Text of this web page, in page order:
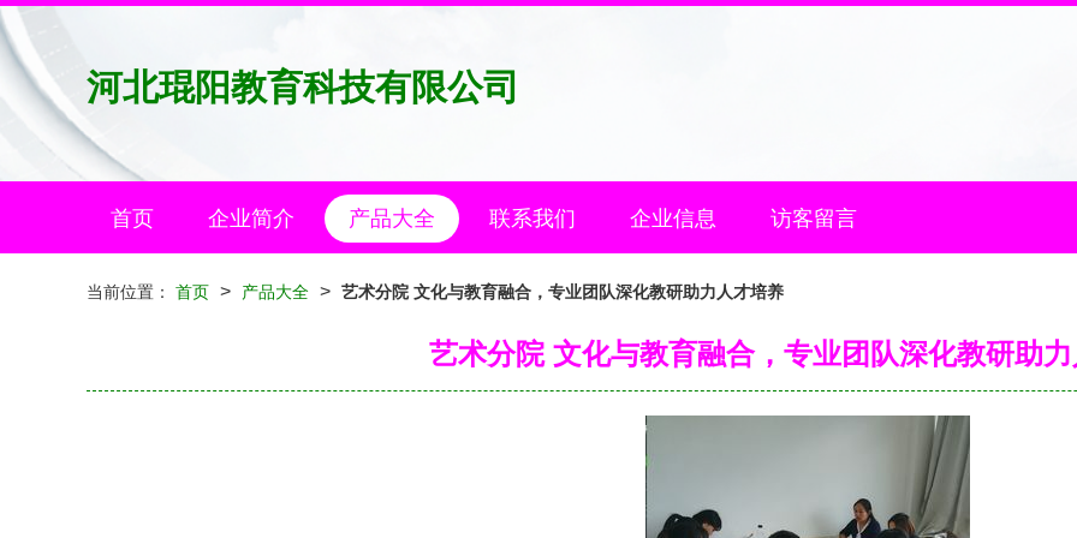
河北琨阳教育科技有限公司
首页 企业简介 产品大全 联系我们 企业信息 访客留言
当前位置： 首页 > 产品大全 > 艺术分院 文化与教育融合，专业团队深化教研助力人才培养
艺术分院 文化与教育融合，专业团队深化教研助